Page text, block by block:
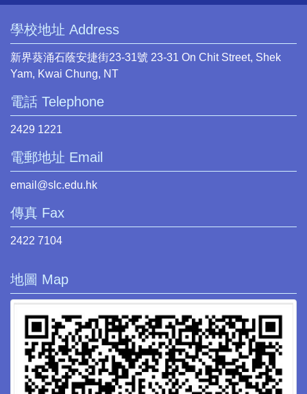
學校地址 Address
新界葵涌石蔭安捷街23-31號 23-31 On Chit Street, Shek
Yam, Kwai Chung, NT
電話 Telephone
2429 1221
電郵地址 Email
email@slc.edu.hk
傳真 Fax
2422 7104
地圖 Map